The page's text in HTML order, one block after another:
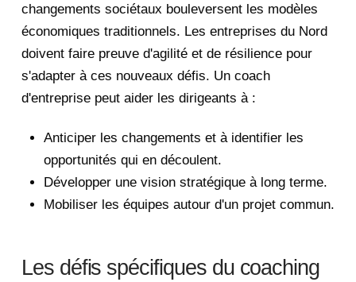
changements sociétaux bouleversent les modèles
économiques traditionnels. Les entreprises du Nord
doivent faire preuve d'agilité et de résilience pour
s'adapter à ces nouveaux défis. Un coach
d'entreprise peut aider les dirigeants à :
Anticiper les changements et à identifier les
opportunités qui en découlent.
Développer une vision stratégique à long terme.
Mobiliser les équipes autour d'un projet commun.
Les défis spécifiques du coaching